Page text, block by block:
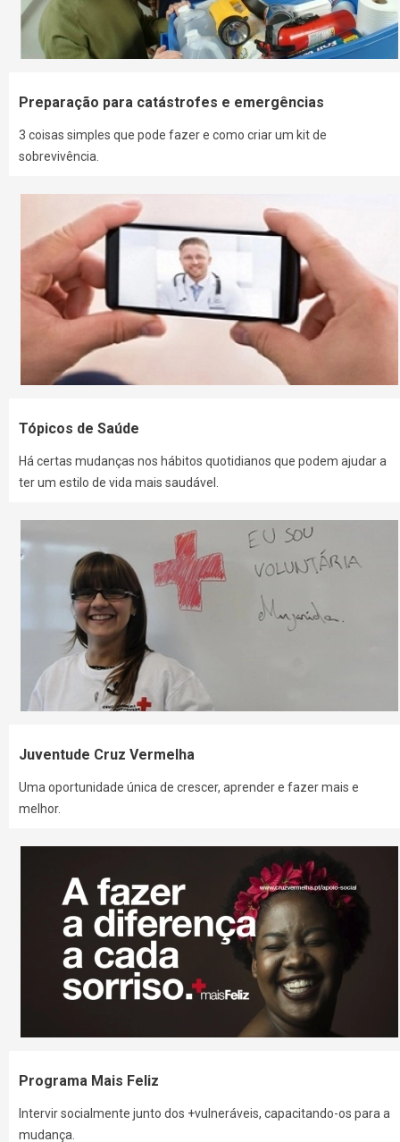
Preparação para catástrofes e emergências
3 coisas simples que pode fazer e como criar um kit de
sobrevivência.
Tópicos de Saúde
Há certas mudanças nos hábitos quotidianos que podem ajudar a
ter um estilo de vida mais saudável.
Juventude Cruz Vermelha
Uma oportunidade única de crescer, aprender e fazer mais e
melhor.
Programa Mais Feliz
Intervir socialmente junto dos +vulneráveis, capacitando-os para a
mudança.